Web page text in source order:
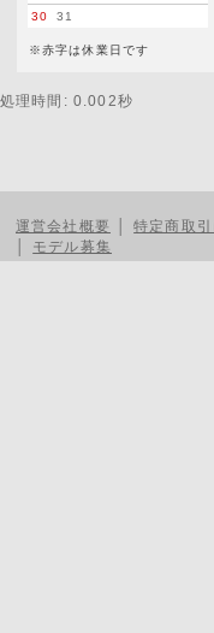
30
31
※赤字は休業日です
処理時間: 0.002秒
運営会社概要 特定商取
モデル募集